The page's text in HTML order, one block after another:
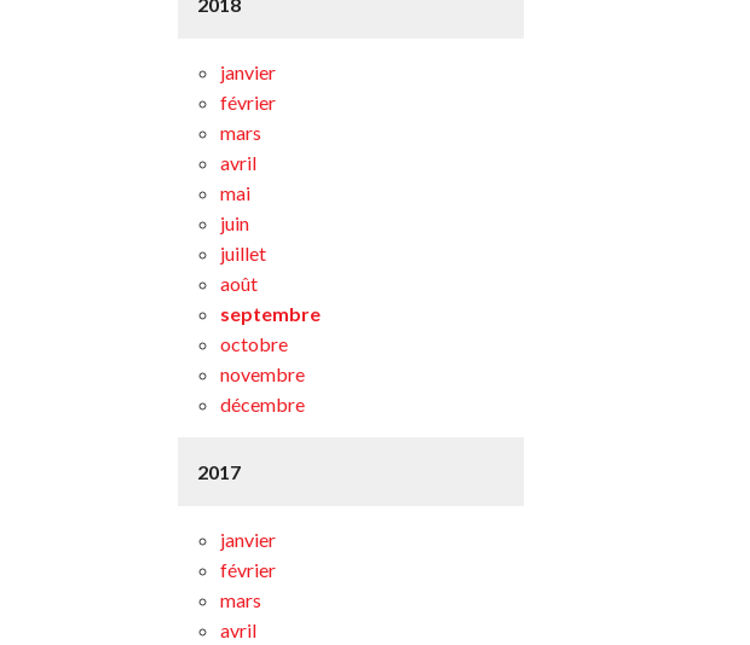
janvier
février
mars
avril
mai
juin
juillet
août
septembre
octobre
novembre
décembre
2017
janvier
février
mars
avril